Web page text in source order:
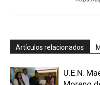
Artículos relacionados
U.E.N.